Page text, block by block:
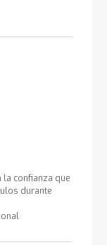
la confianza que
durante